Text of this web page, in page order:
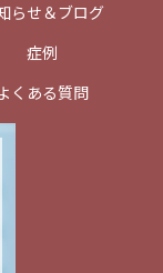
らせ＆ブログ
症例
くある質問